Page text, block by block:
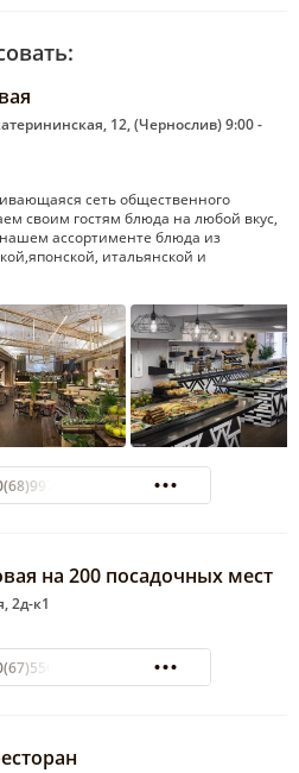
12, (Чернослив) 9:00 -
сеть общественного
своим гостям блюда на любой вкус,
ассортименте блюда из
итальянской и
79-77
на 200 посадочных мест
2д-к1
98-59